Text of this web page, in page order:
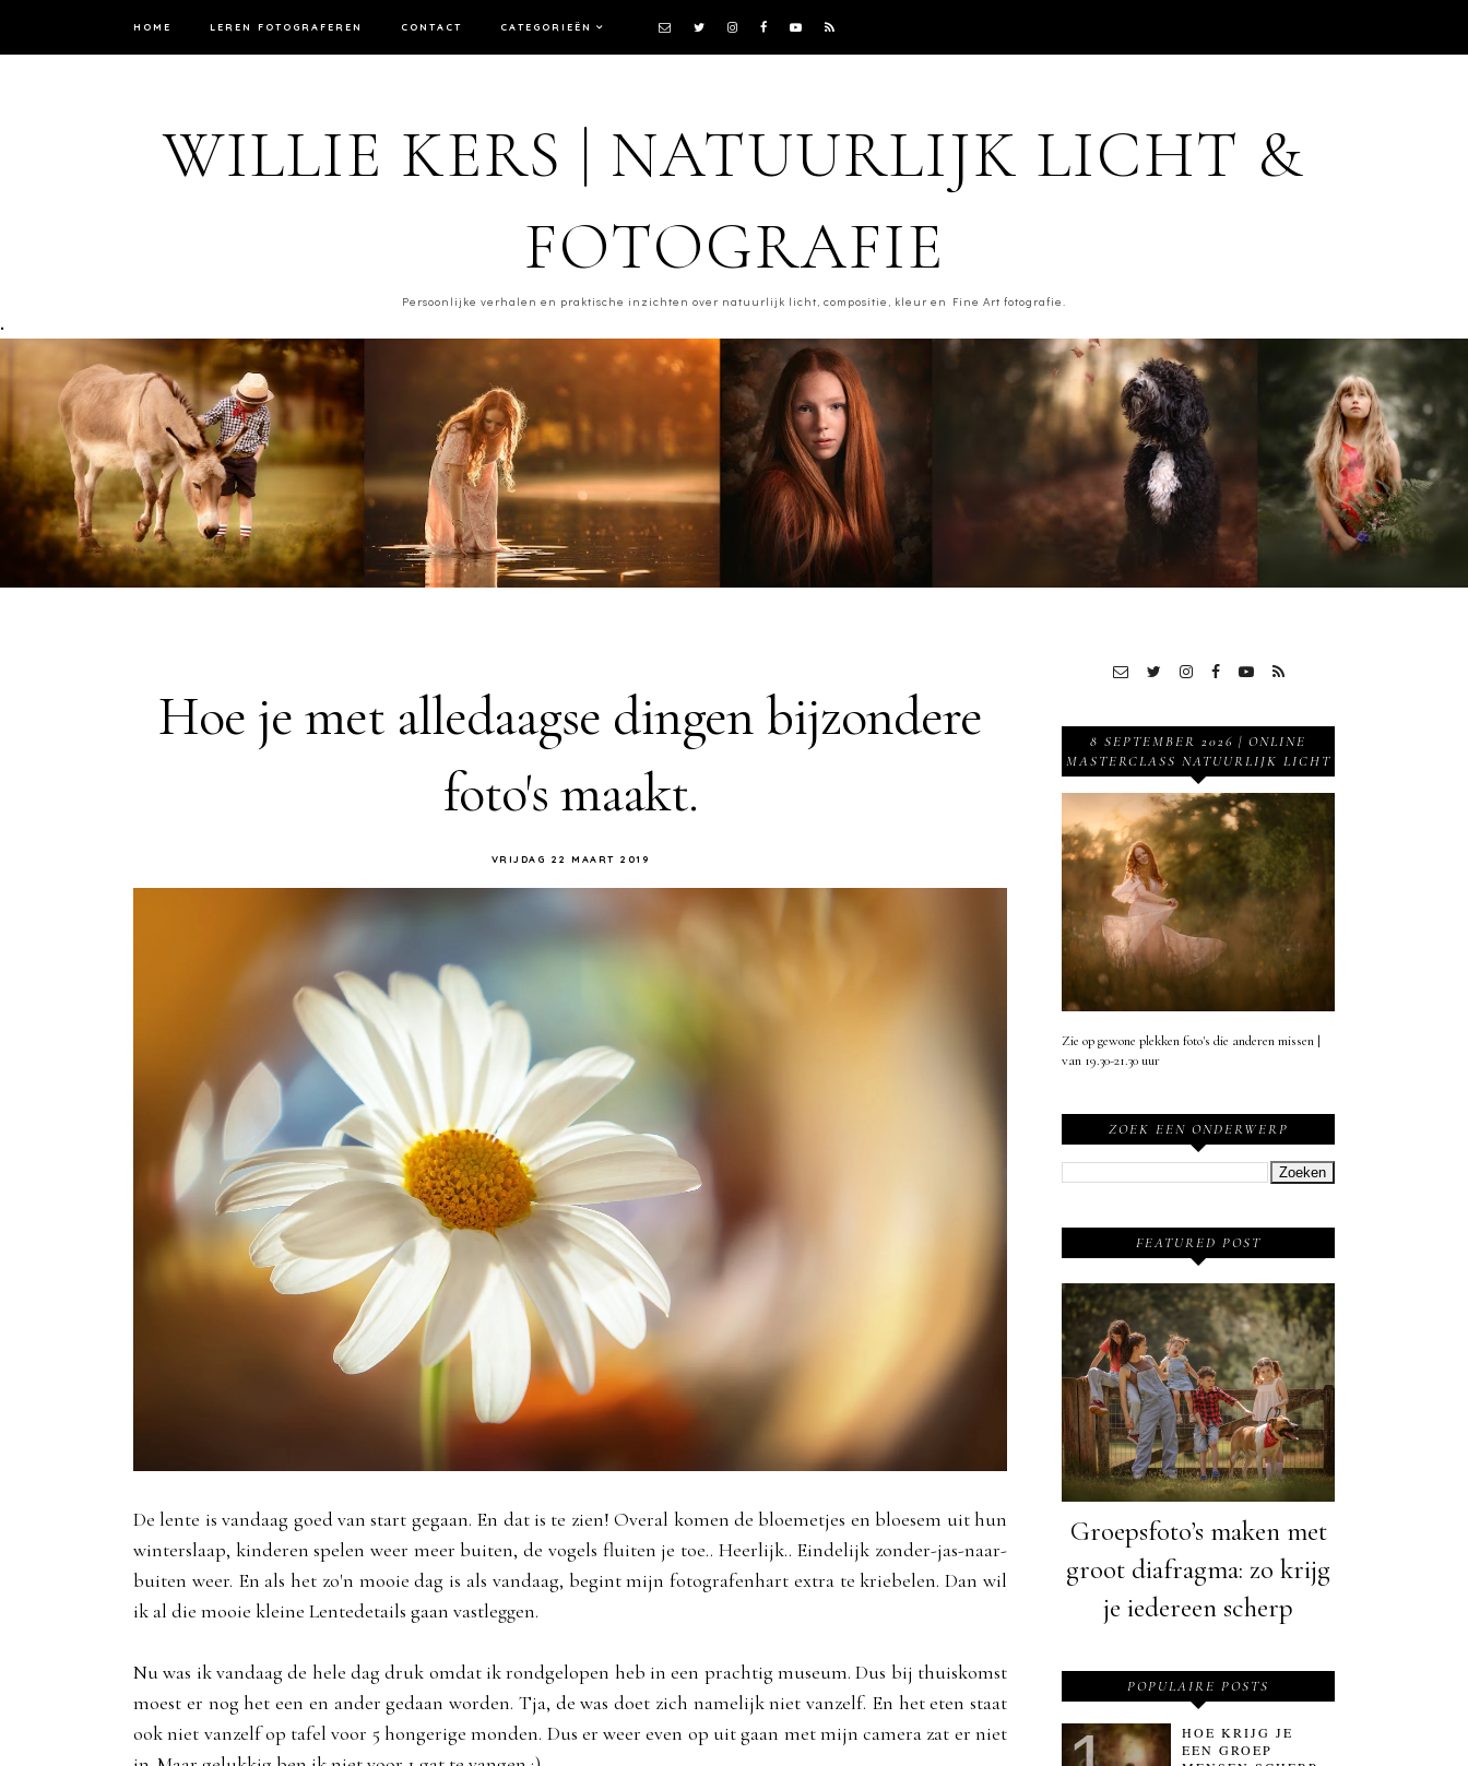
HOME LEREN FOTOGRAFEREN CONTACT CATEGORIEËN
WILLIE KERS | NATUURLIJK LICHT &
FOTOGRAFIE
Persoonlijke verhalen en praktische inzichten over natuurlijk licht, compositie, kleur en Fine Art fotografie.
.
Hoe je met alledaagse dingen bijzondere
foto's maakt.
VRIJDAG 22 MAART 2019
De lente is vandaag goed van start gegaan. En dat is te zien! Overal komen de bloemetjes en bloesem uit hun
winterslaap, kinderen spelen weer meer buiten, de vogels fluiten je toe.. Heerlijk.. Eindelijk zonder-jas-naar-
buiten weer. En als het zo'n mooie dag is als vandaag, begint mijn fotografenhart extra te kriebelen. Dan wil
ik al die mooie kleine Lentedetails gaan vastleggen.
Nu was ik vandaag de hele dag druk omdat ik rondgelopen heb in een prachtig museum. Dus bij thuiskomst
moest er nog het een en ander gedaan worden. Tja, de was doet zich namelijk niet vanzelf. En het eten staat
ook niet vanzelf op tafel voor 5 hongerige monden. Dus er weer even op uit gaan met mijn camera zat er niet
8 SEPTEMBER 2026 | ONLINE
MASTERCLASS NATUURLIJK LICHT
Zie op gewone plekken foto's die anderen missen |
van 19.30-21.30 uur
ZOEK EEN ONDERWERP
FEATURED POST
Groepsfoto’s maken met
groot diafragma: zo krijg
je iedereen scherp
POPULAIRE POSTS
HOE KRIJG JE
EEN GROEP